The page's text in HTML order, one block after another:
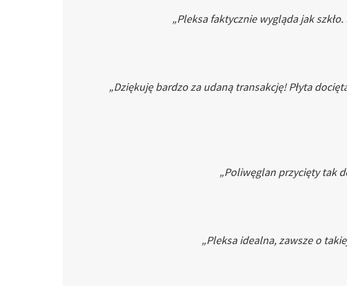
„Pleksa faktycznie wygląda jak
„Dziękuję bardzo za udaną transakcję! Płyta
„Poliwęglan przycięty tak
„Pleksa idealna, zawsze o